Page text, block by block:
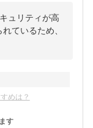
ュリティが高
ているため、
めは？
す